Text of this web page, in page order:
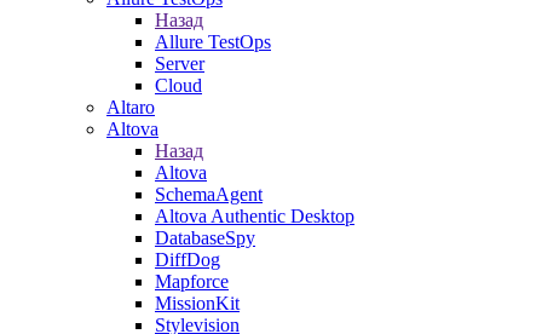
Назад
Allure TestOps
Server
Cloud
Altaro
Altova
Назад
Altova
SchemaAgent
Altova Authentic Desktop
DatabaseSpy
DiffDog
Mapforce
MissionKit
Stylevision